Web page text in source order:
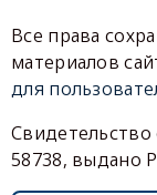
Все права
материалов
для
58738, выдано